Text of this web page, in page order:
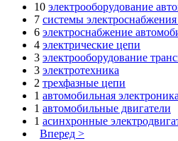
10 электрооборудование
7 системы
6 электроснабжение
4 электрические цепи
3 электрооборудование
3 электротехника
2 трехфазные цепи
1 автомобильная электроника
1 автомобильные двигатели
1 асинхронные
Вперед >